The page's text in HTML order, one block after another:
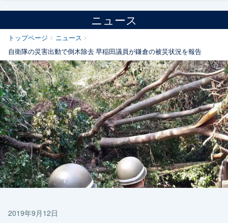
ニュース
トップページ
ニュース
自衛隊の災害出動で倒木除去 早稲田議員が鎌倉の被災状況を報告
2019年9月12日